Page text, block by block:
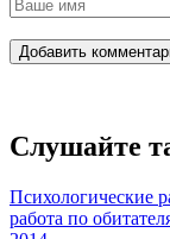
19
20
Добавить
Слушайте
Психологические
работа по